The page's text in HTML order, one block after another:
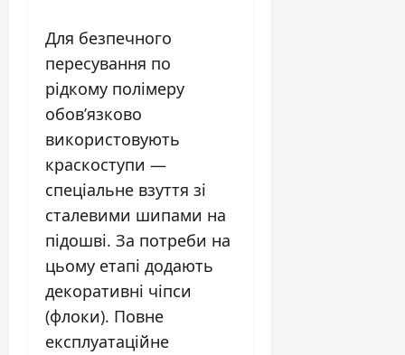
Для безпечного
пересування по
рідкому полімеру
обов’язково
використовують
краскоступи —
спеціальне взуття зі
сталевими шипами на
підошві. За потреби на
цьому етапі додають
декоративні чіпси
(флоки). Повне
експлуатаційне